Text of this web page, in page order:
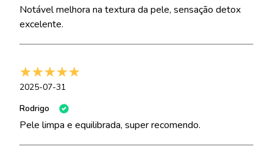
Notável melhora na textura da pele, sensação detox
excelente.
2025-07-31
Rodrigo
Pele limpa e equilibrada, super recomendo.